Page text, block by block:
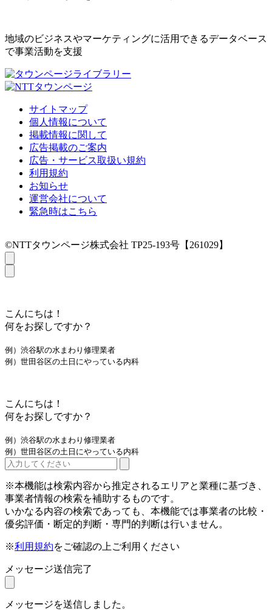
地域のビジネスやマーケティングに活用できるデータベース
で事業活動を支援
サイトマップ
個人情報について
掲載情報に関して
広告掲載のご案内
広告・サービス取扱い規約
利用規約
お知らせ
運営会社について
緊急時はこちら
©NTTタウンページ株式会社 TP25-193号【261029】
こんにちは！
何をお探しですか？
例）渋谷駅の水まわり修理業者
例）世田谷区の土日にやっている内科
こんにちは！
何をお探しですか？
例）渋谷駅の水まわり修理業者
例）世田谷区の土日にやっている内科
※本機能は検索内容から推定されるエリアと業種に基づき、
事業者情報の検索を補助するものです。
いかなる内容の検索であっても、本機能では事業者の比較・
優劣評価・断定的判断・専門的判断は行いません。
※利用規約をご確認の上ご利用ください
メッセージ送信完了
メッセージを送信しました。